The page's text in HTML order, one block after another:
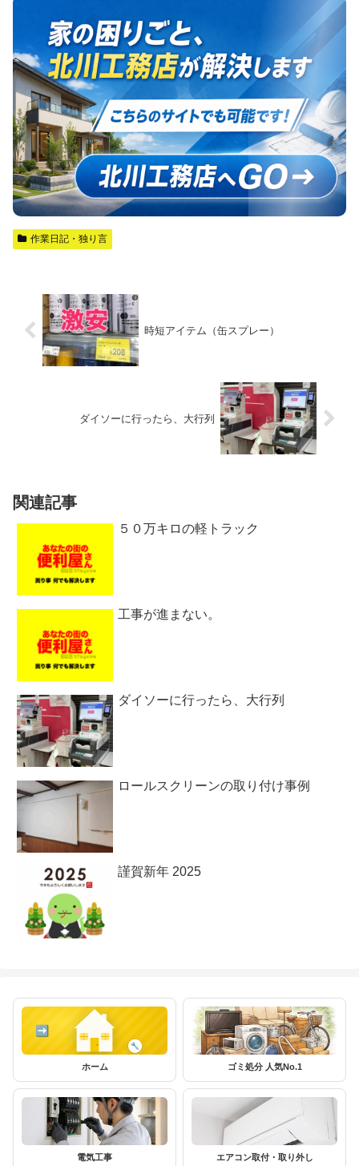
作業日記・独り言
時短アイテム（缶スプレー）
ダイソーに行ったら、大行列
関連記事
５０万キロの軽トラック
工事が進まない。
ダイソーに行ったら、大行列
ロールスクリーンの取り付け事例
謹賀新年 2025
ホーム ゴミ処分 人気No.1
電気工事 エアコン取付・取り外し